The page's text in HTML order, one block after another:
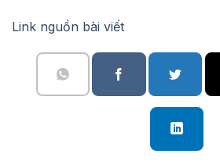
Link nguồn bài viết